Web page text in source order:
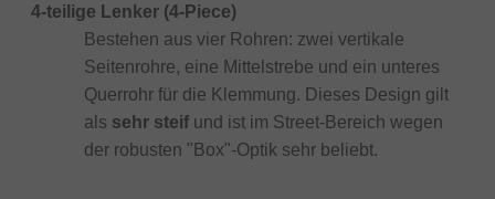
4-teilige Lenker (4-Piece)
Bestehen aus vier Rohren: zwei vertikale
Seitenrohre, eine Mittelstrebe und ein unteres
Querrohr für die Klemmung. Dieses Design gilt
als sehr steif und ist im Street-Bereich wegen
der robusten "Box"-Optik sehr beliebt.